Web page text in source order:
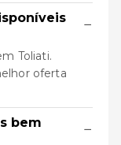
−
Toliati.
oferta
bem
−